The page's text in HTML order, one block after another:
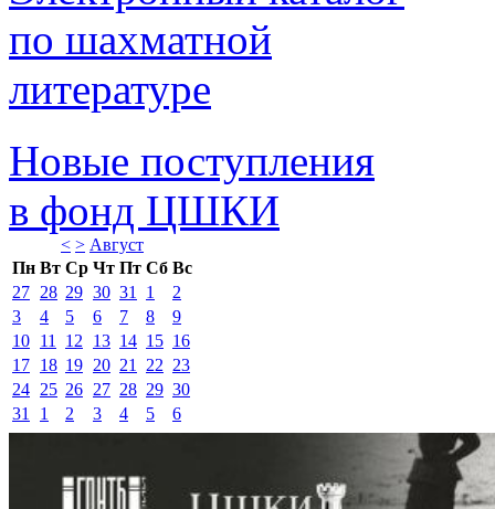
по шахматной
литературе
Новые поступления
в фонд ЦШКИ
< > Август
Пн Вт Ср Чт Пт Сб Вс
27 28 29 30 31 1
2
3
4 5 6 7 8
9
10 11 12 13 14 15 16
17 18 19 20 21 22 23
24 25 26 27 28 29 30
31
1 2 3 4 5 6